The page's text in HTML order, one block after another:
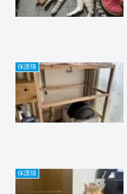
保護猫
保護猫